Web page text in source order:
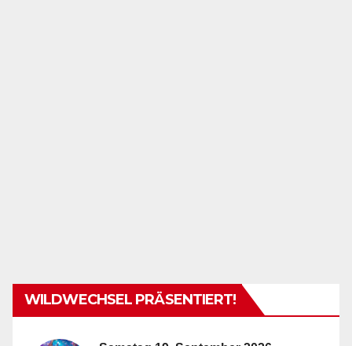
WILDWECHSEL PRÄSENTIERT!